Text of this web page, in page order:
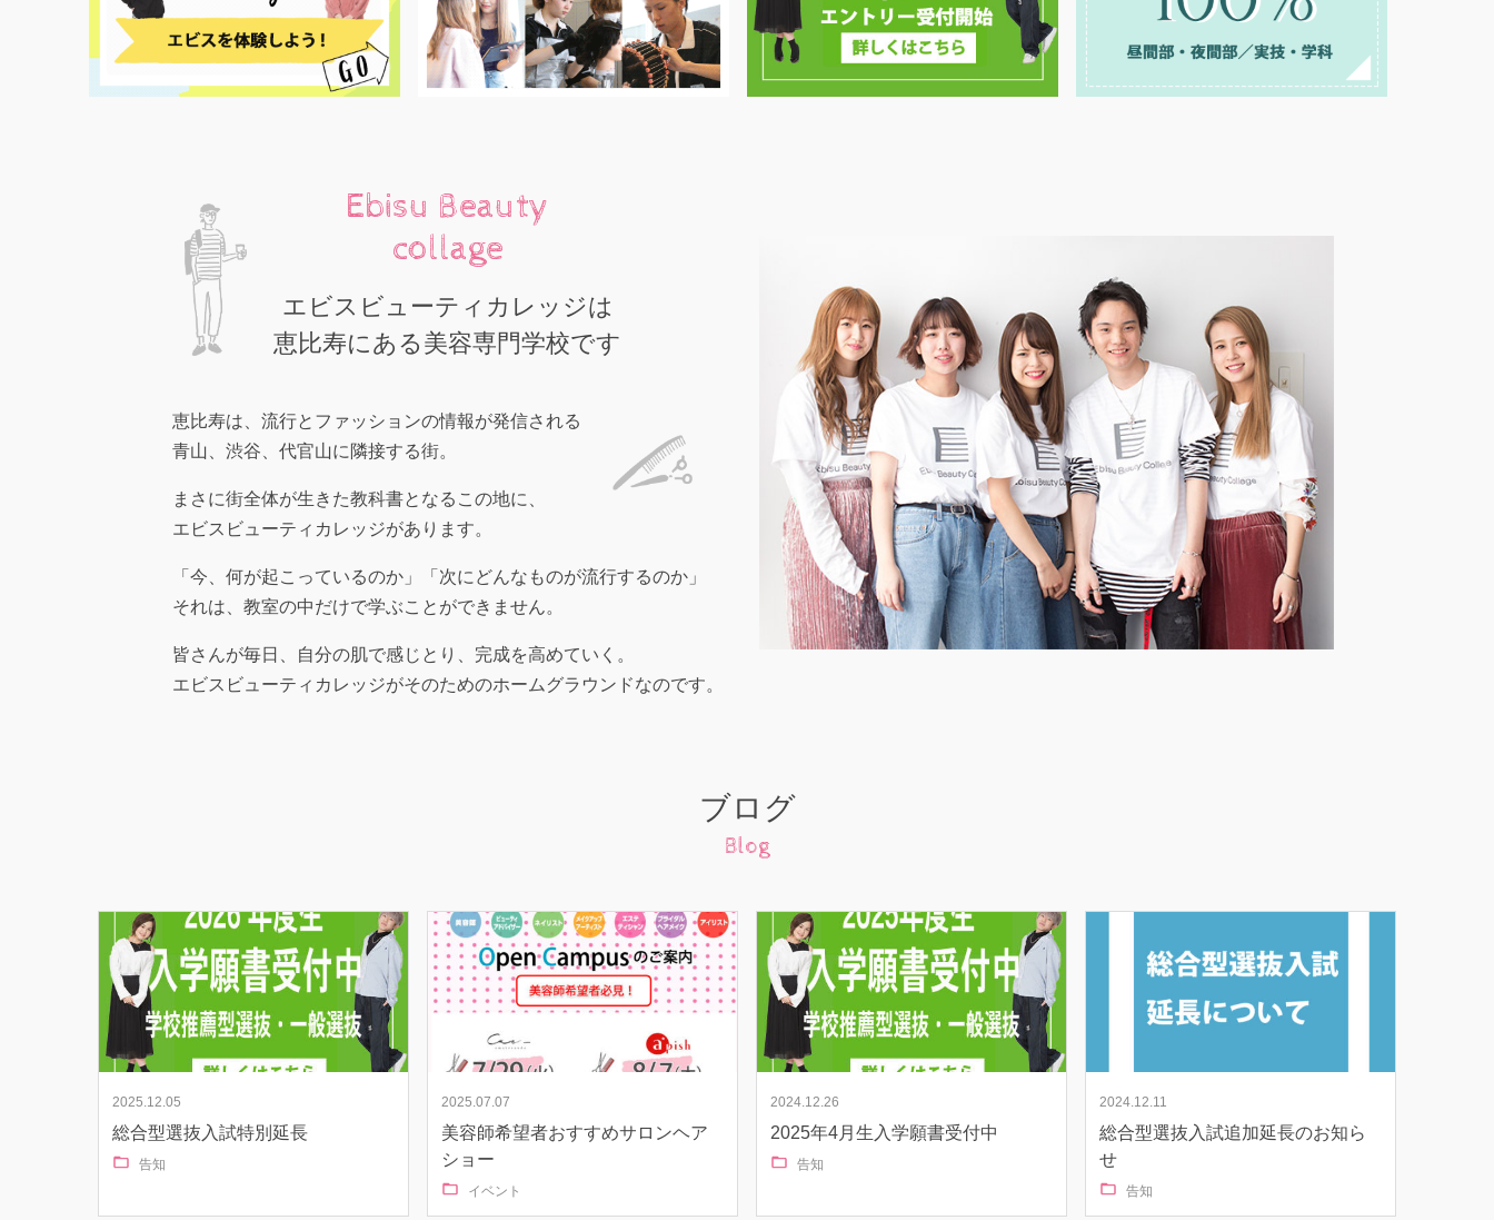
Ebisu Beauty
collage
エビスビューティカレッジは
恵比寿にある美容専門学校です
恵比寿は、流行とファッションの情報が発信される
青山、渋谷、代官山に隣接する街。
まさに街全体が生きた教科書となるこの地に、
エビスビューティカレッジがあります。
「今、何が起こっているのか」「次にどんなものが流行するのか」
それは、教室の中だけで学ぶことができません。
皆さんが毎日、自分の肌で感じとり、完成を高めていく。
エビスビューティカレッジがそのためのホームグラウンドなのです。
ブログ
Blog
2025.12.05
総合型選抜入試特別延長
告知
2025.07.07
美容師希望者おすすめサロンヘア
ショー
イベント
2024.12.26
2025年4月生入学願書受付中
告知
2024.12.11
総合型選抜入試追加延長のお知ら
せ
告知